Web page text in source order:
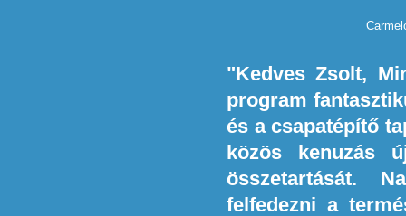
"Kedves Zsolt,
program
és a csapatépítő
közös kenuzás
összetartását.
felfedezni a